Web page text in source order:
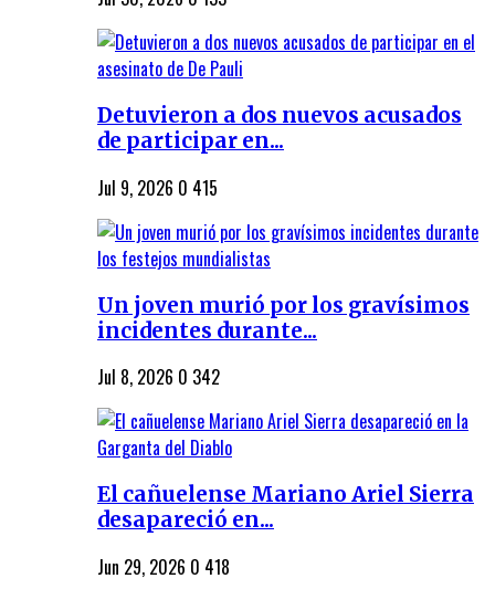
Detuvieron a dos nuevos acusados
de participar en...
Jul 9, 2026 0 415
Un joven murió por los gravísimos
incidentes durante...
Jul 8, 2026 0 342
El cañuelense Mariano Ariel Sierra
desapareció en...
Jun 29, 2026 0 418